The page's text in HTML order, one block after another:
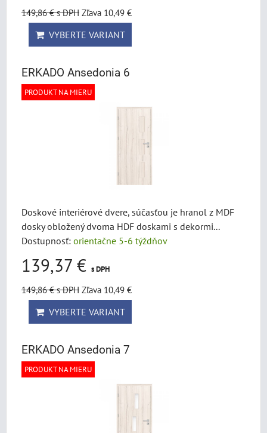
149,86 €s DPH Zľava 10,49 €
VYBERTE VARIANT
ERKADO Ansedonia 6
PRODUKT NA MIERU
Doskové interiérové dvere, súčasťou je hranol z MDF
dosky obložený dvoma HDF doskami s dekormi...
Dostupnosť: orientačne 5-6 týždňov
139,37 € s DPH
149,86 €s DPH Zľava 10,49 €
VYBERTE VARIANT
ERKADO Ansedonia 7
PRODUKT NA MIERU